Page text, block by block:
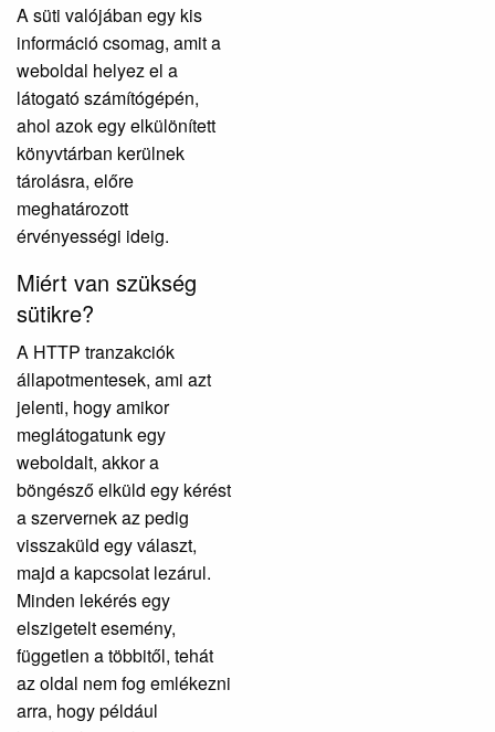
A süti valójában egy kis
információ csomag, amit a
weboldal helyez el a
látogató számítógépén,
ahol azok egy elkülönített
könyvtárban kerülnek
tárolásra, előre
meghatározott
érvényességi ideig.
Miért van szükség
sütikre?
A HTTP tranzakciók
állapotmentesek, ami azt
jelenti, hogy amikor
meglátogatunk egy
weboldalt, akkor a
böngésző elküld egy kérést
a szervernek az pedig
visszaküld egy választ,
majd a kapcsolat lezárul.
Minden lekérés egy
elszigetelt esemény,
független a többitől, tehát
az oldal nem fog emlékezni
arra, hogy például